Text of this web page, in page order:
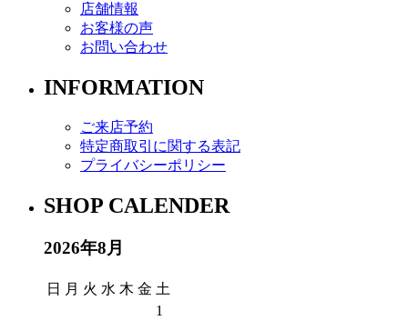
店舗情報
お客様の声
お問い合わせ
INFORMATION
ご来店予約
特定商取引に関する表記
プライバシーポリシー
SHOP CALENDER
2026年8月
日 月 火 水 木 金 土
1